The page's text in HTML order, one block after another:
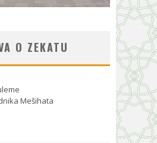
O ZEKATU
Mešihata